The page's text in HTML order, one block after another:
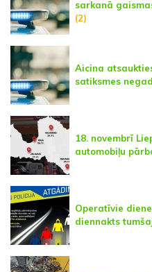
sarkanā
(2)
Aicina
satiksmes
18. novembrī
automobiļu
Operatīvie
diennakts